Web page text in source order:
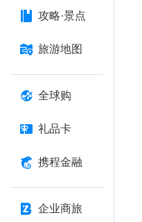
攻略·景点
旅游地图
全球购
礼品卡
携程金融
企业商旅